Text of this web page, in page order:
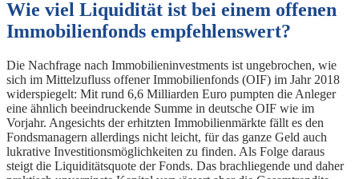
Wie viel Liquidität ist bei einem offenen
Immobilienfonds empfehlenswert?
Die Nachfrage nach Immobilieninvestments ist ungebrochen, wie
sich im Mittelzufluss offener Immobilienfonds (OIF) im Jahr 2018
widerspiegelt: Mit rund 6,6 Milliarden Euro pumpten die Anleger
eine ähnlich beeindruckende Summe in deutsche OIF wie im
Vorjahr. Angesichts der erhitzten Immobilienmärkte fällt es den
Fondsmanagern allerdings nicht leicht, für das ganze Geld auch
lukrative Investitionsmöglichkeiten zu finden. Als Folge daraus
steigt die Liquiditätsquote der Fonds. Das brachliegende und daher